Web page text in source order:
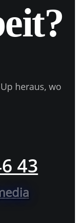
heraus, wo
43